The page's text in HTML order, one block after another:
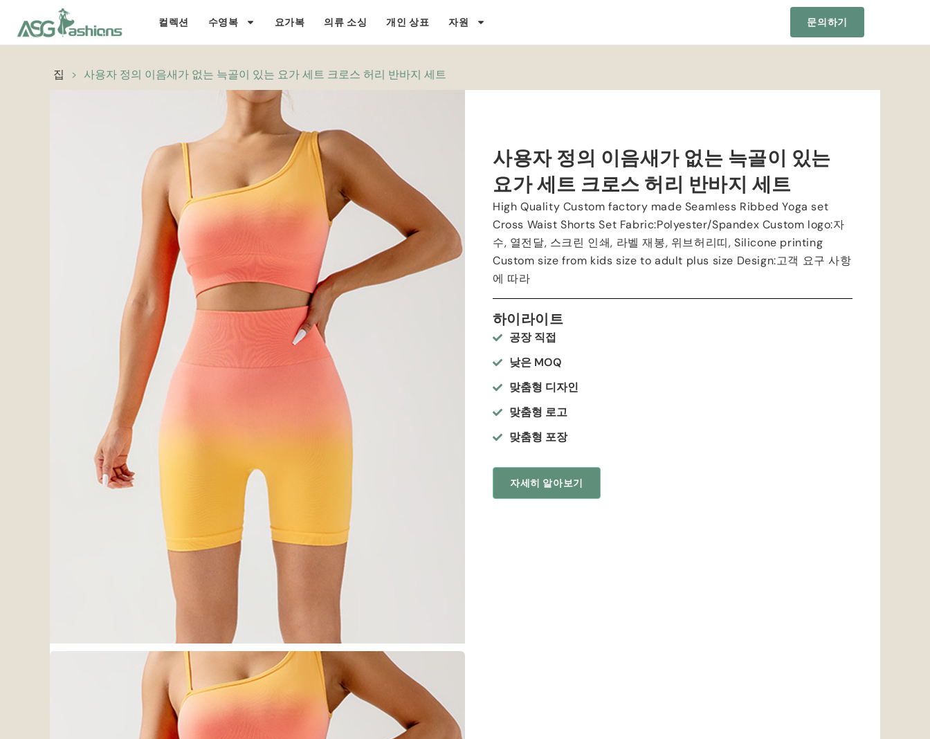
컬렉션 수영복 요가복 의류 소싱 개인 상표 자원 문의하기
집 > 사용자 정의 이음새가 없는 늑골이 있는 요가 세트 크로스 허리 반바지 세트
사용자 정의 이음새가 없는 늑골이 있는
요가 세트 크로스 허리 반바지 세트
High Quality Custom factory made Seamless Ribbed Yoga set
Cross Waist Shorts Set Fabric:Polyester/Spandex Custom logo:자
수, 열전달, 스크린 인쇄, 라벨 재봉, 위브허리띠,Silicone printing
Custom size from kids size to adult plus size Design:고객 요구 사항
에 따라
하이라이트
공장 직접
낮은 MOQ
맞춤형 디자인
맞춤형 로고
맞춤형 포장
자세히 알아보기